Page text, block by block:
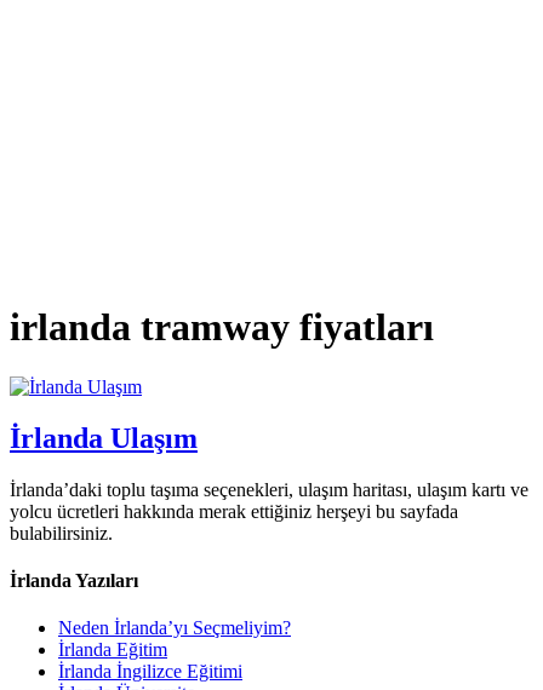
irlanda tramway fiyatları
İrlanda Ulaşım
İrlanda’daki toplu taşıma seçenekleri, ulaşım haritası, ulaşım kartı ve
yolcu ücretleri hakkında merak ettiğiniz herşeyi bu sayfada
bulabilirsiniz.
İrlanda Yazıları
Neden İrlanda’yı Seçmeliyim?
İrlanda Eğitim
İrlanda İngilizce Eğitimi